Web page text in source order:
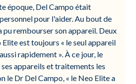
époque, Del Campo était
pour l'aider. Au bout de
pu rembourser son appareil. Deux
Elite est toujours « le seul appareil
rapidement ». À ce jour, le
appareils et traitements les
le Dr Del Campo, « le Neo Elite a